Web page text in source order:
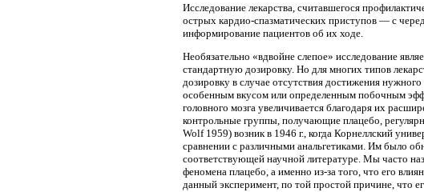
Исследование лекарства, считавшегося
острых кардио-спазматических приступов — с
информирование пациентов об их ходе.
Необязательно «вдвойне слепое» исследование
стандартную дозировку. Но для многих типов
дозировку в случае отсутствия достижения
особенным вкусом или определенным побочным
головного мозга увеличивается благодаря их
контрольные группы, получающие плацебо,
Wolf 1959) возник в 1946 г., когда Корнеллский
сравнении с различными анальгетиками. Им было
соответствующей научной литературе. Мы часто
феномена плацебо, а именно из-за того, что его
данный эксперимент, по той простой причине, что